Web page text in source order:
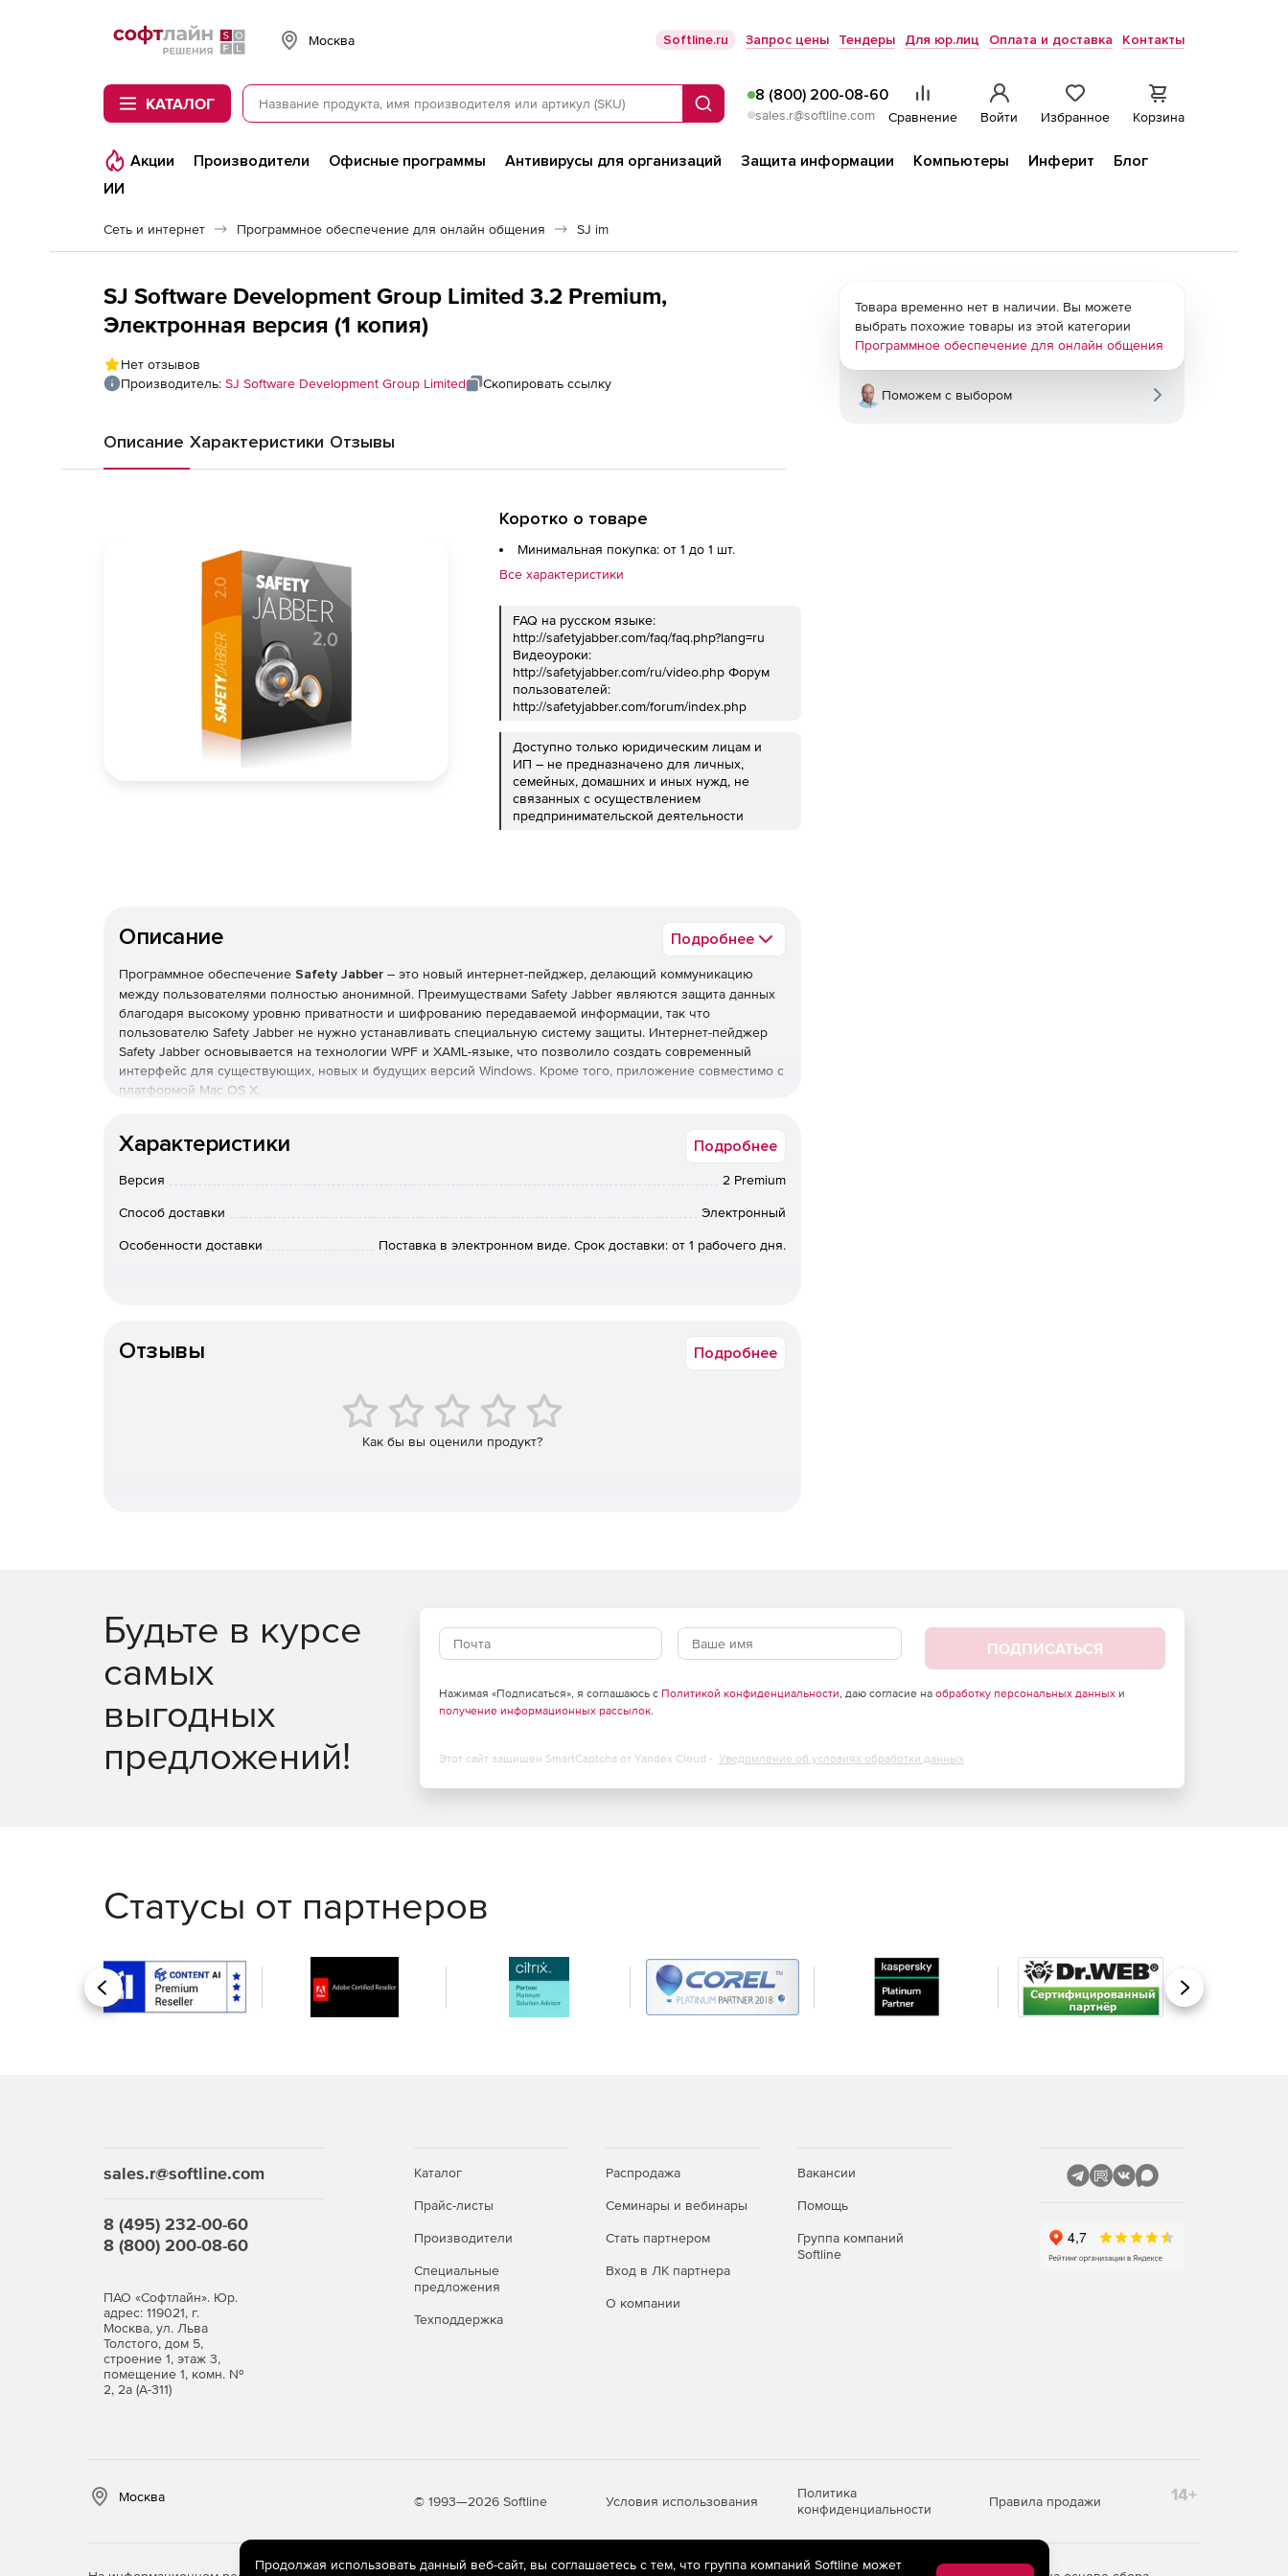
Softline
Москва Softline.ru Запрос цены Тендеры Для юр.лиц Оплата и доставка Контакты
КАТАЛОГ Поиск
8 (800) 200-08-60
sales.r@softline.com Сравнение Войти Избранное Корзина
Акции Производители Офисные программы Антивирусы для организаций Защита информации Компьютеры Инферит
Блог
ИИ
Сеть и интернет Программное обеспечение для онлайн общения SJ im
SJ Software Development Group Limited 3.2 Premium,
Электронная версия (1 копия)
Нет отзывов
Производитель: SJ Software Development Group Limited Скопировать ссылку
Описание Характеристики Отзывы
Коротко о товаре
Минимальная покупка: от 1 до 1 шт.
Все характеристики
FAQ на русском языке:
http://safetyjabber.com/faq/faq.php?lang=ru
Видеоуроки:
http://safetyjabber.com/ru/video.php Форум
пользователей:
http://safetyjabber.com/forum/index.php
Доступно только юридическим лицам и
ИП – не предназначено для личных,
семейных, домашних и иных нужд, не
связанных с осуществлением
предпринимательской деятельности
Описание Подробнее
Программное обеспечение Safety Jabber – это новый интернет-пейджер, делающий коммуникацию
между пользователями полностью анонимной. Преимуществами Safety Jabber являются защита данных
благодаря высокому уровню приватности и шифрованию передаваемой информации, так что
пользователю Safety Jabber не нужно устанавливать специальную систему защиты. Интернет-пейджер
Safety Jabber основывается на технологии WPF и XAML-языке, что позволило создать современный
интерфейс для существующих, новых и будущих версий Windows. Кроме того, приложение совместимо с
платформой Mac OS X.
функций, благодаря которым шифруются входящие/исходящие сообщения. Это криптосистема
закрытый для дешифровки данных. В таком случае пользователи, которые желают сохранить
друг другу сообщения, защищенные этими ключами. Когда пользователь получает такое сообщение, он
задействует свой закрытый ключ для дешифровки. Пользователь может сам настраивать и
со всеми популярными интернет-пейджерами и поддерживает стандартную систему шифрования. Для
специальная функция Anticapture, которая позволяет блокировать доступ к пейджеру и переписке, когда
пользователя нет за компьютером, – для ее запуска достаточно нажать настроенную горячую клавишу.
Характеристики Подробнее
Версия 2 Premium
Способ доставки Электронный
Особенности доставки Поставка в электронном виде. Срок доставки: от 1 рабочего дня.
Отзывы Подробнее
Как бы вы оценили продукт?
Товара временно нет в наличии. Вы можете
выбрать похожие товары из этой категории
Программное обеспечение для онлайн общения
Поможем с выбором
Будьте в курсе
самых
выгодных
предложений!
ПОДПИСАТЬСЯ
Нажимая «Подписаться», я соглашаюсь с Политикой конфиденциальности, даю согласие на обработку персональных данныхи
получение информационных рассылок.
Этот сайт защищен SmartCaptcha от Yandex Cloud - Уведомление об условиях обработки данных
Статусы от партнеров
Назад Вперед
sales.r@softline.com
8 (495) 232-00-60
8 (800) 200-08-60
ПАО «Софтлайн». Юр.
адрес: 119021, г.
Москва, ул. Льва
Толстого, дом 5,
строение 1, этаж 3,
помещение 1, комн. №
2, 2а (А-311)
Каталог
Прайс-листы
Производители
Специальные
предложения
Техподдержка
Распродажа
Семинары и вебинары
Стать партнером
Вход в ЛК партнера
О компании
Вакансии
Помощь
Группа компаний
Softline
Москва © 1993—2026 Softline Условия использования
Политика
конфиденциальности
Правила продажи 14+
Продолжая использовать данный веб-сайт, вы соглашаетесь с тем, что группа компаний Softline может